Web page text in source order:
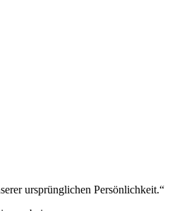
ursprünglichen Persönlichkeit.“